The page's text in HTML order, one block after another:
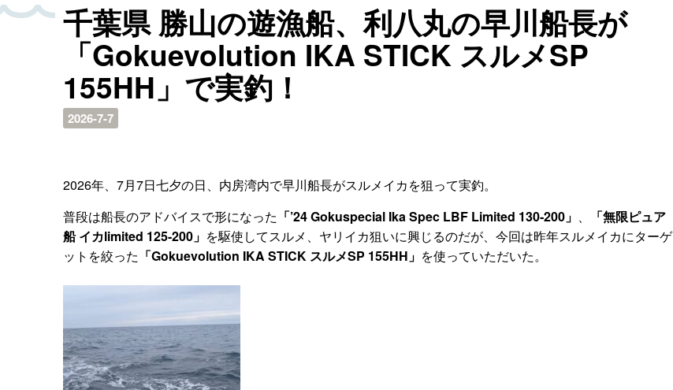
千葉県 勝山の遊漁船、利八丸の早川船長が
「Gokuevolution IKA STICK スルメSP
155HH」で実釣！
2026-7-7
2026年、7月7日七夕の日、内房湾内で早川船長がスルメイカを狙って実釣。
普段は船長のアドバイスで形になった 「’24 Gokuspecial Ika Spec LBF Limited 130‐200」 、
「無限ピュア
船 イカlimited 125-200」 を駆使してスルメ、ヤリイカ狙いに興じるのだが、今回は昨年スルメイカにターゲ
ットを絞った 「Gokuevolution IKA STICK スルメSP 155HH」 を使っていただいた。